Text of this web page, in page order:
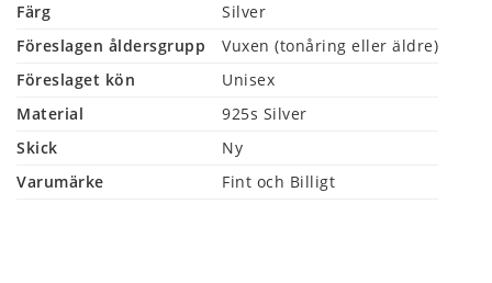
Färg
Silver
Föreslagen åldersgrupp
Vuxen (tonåring eller äldre)
Föreslaget kön
Unisex
Material
925s Silver
Skick
Ny
Varumärke
Fint och Billigt